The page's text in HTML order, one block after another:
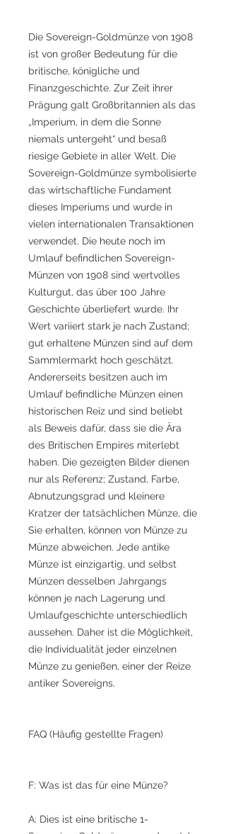
Die Sovereign-Goldmünze von 1908
ist von großer Bedeutung für die
britische, königliche und
Finanzgeschichte. Zur Zeit ihrer
Prägung galt Großbritannien als das
„Imperium, in dem die Sonne
niemals untergeht“ und besaß
riesige Gebiete in aller Welt. Die
Sovereign-Goldmünze symbolisierte
das wirtschaftliche Fundament
dieses Imperiums und wurde in
vielen internationalen Transaktionen
verwendet. Die heute noch im
Umlauf befindlichen Sovereign-
Münzen von 1908 sind wertvolles
Kulturgut, das über 100 Jahre
Geschichte überliefert wurde. Ihr
Wert variiert stark je nach Zustand;
gut erhaltene Münzen sind auf dem
Sammlermarkt hoch geschätzt.
Andererseits besitzen auch im
Umlauf befindliche Münzen einen
historischen Reiz und sind beliebt
als Beweis dafür, dass sie die Ära
des Britischen Empires miterlebt
haben. Die gezeigten Bilder dienen
nur als Referenz; Zustand, Farbe,
Abnutzungsgrad und kleinere
Kratzer der tatsächlichen Münze, die
Sie erhalten, können von Münze zu
Münze abweichen. Jede antike
Münze ist einzigartig, und selbst
Münzen desselben Jahrgangs
können je nach Lagerung und
Umlaufgeschichte unterschiedlich
aussehen. Daher ist die Möglichkeit,
die Individualität jeder einzelnen
Münze zu genießen, einer der Reize
antiker Sovereigns.
FAQ (Häufig gestellte Fragen)
F: Was ist das für eine Münze?
A: Dies ist eine britische 1-